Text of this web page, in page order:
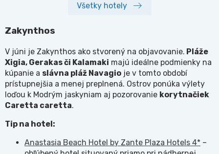
Všetky hotely
Zakynthos
V júni je Zakynthos ako stvorený na objavovanie. Pláže
Xigia, Gerakas či Kalamaki majú ideálne podmienky na
kúpanie a slávna pláž Navagio je v tomto období
prístupnejšia a menej preplnená. Ostrov ponúka výlety
loďou k Modrým jaskyniam aj pozorovanie korytnačiek
Caretta caretta.
Tip na hotel:
Anastasia Beach Hotel by Zante Plaza Hotels 4* –